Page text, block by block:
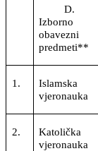
D.
Izborno
obavezni
predmeti**
1.
Islamska
vjeronauka
2.
Katolička
vjeronauka